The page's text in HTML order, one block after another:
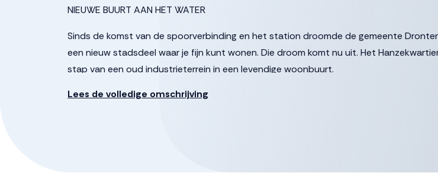
NIEUWE BUURT AAN HET WATER
Sinds de komst van de spoorverbinding en het station droomde de gemeente
een nieuw stadsdeel waar je fijn kunt wonen. Die droom komt nu uit. Het
stap van een oud industrieterrein in een levendige woonbuurt.
Tussen het centrum en het station ontstaan straks schiereilanden vol groen, water en
altijd dichtbij groen en water woont. Het aanbod is opvallend divers. Van jong tot
Lees de volledige omschrijving